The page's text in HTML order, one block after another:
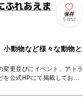
ふれあえま
保存
5,052
小動物など様々な動物と
変更並びにイベント、アトラ
を公式HPにて掲載しており